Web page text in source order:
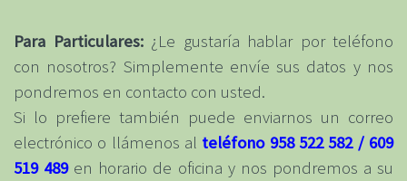
Para Particulares:¿Le gustaría hablar por teléfono
con nosotros? Simplemente envíe sus datos y nos
pondremos en contacto con usted.
Si lo prefiere también puede enviarnos un correo
electrónico o llámenos al teléfono 958 522 582 / 609
519 489en horario de oficina y nos pondremos a su